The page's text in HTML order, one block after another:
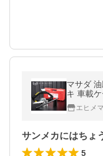
マサダ
キ 車載
エヒメ
サンメカにはちょ
5